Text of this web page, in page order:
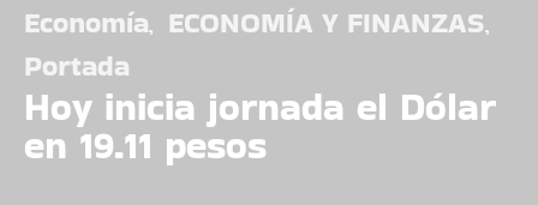
Economía ECONOMÍA Y FINANZAS
Portada
Hoy inicia jornada el Dólar
en 19.11 pesos